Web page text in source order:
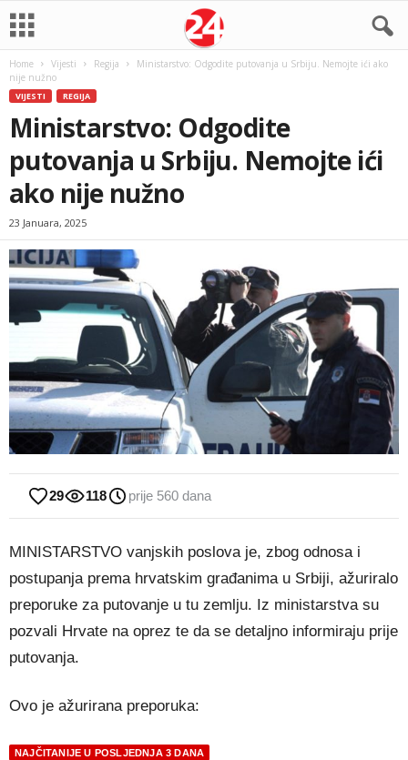
Home Vijesti Regija
Ministarstvo: Odgodite putovanja u Srbiju. Nemojte ići ako
nije nužno
VIJESTI REGIJA
Ministarstvo: Odgodite
putovanja u Srbiju. Nemojte ići
ako nije nužno
23 Januara, 2025
29 118 prije 560 dana
MINISTARSTVO vanjskih poslova je, zbog odnosa i
postupanja prema hrvatskim građanima u Srbiji, ažuriralo
preporuke za putovanje u tu zemlju. Iz ministarstva su
pozvali Hrvate na oprez te da se detaljno informiraju prije
putovanja.
Ovo je ažurirana preporuka:
NAJČITANIJE U POSLJEDNJA 3 DANA